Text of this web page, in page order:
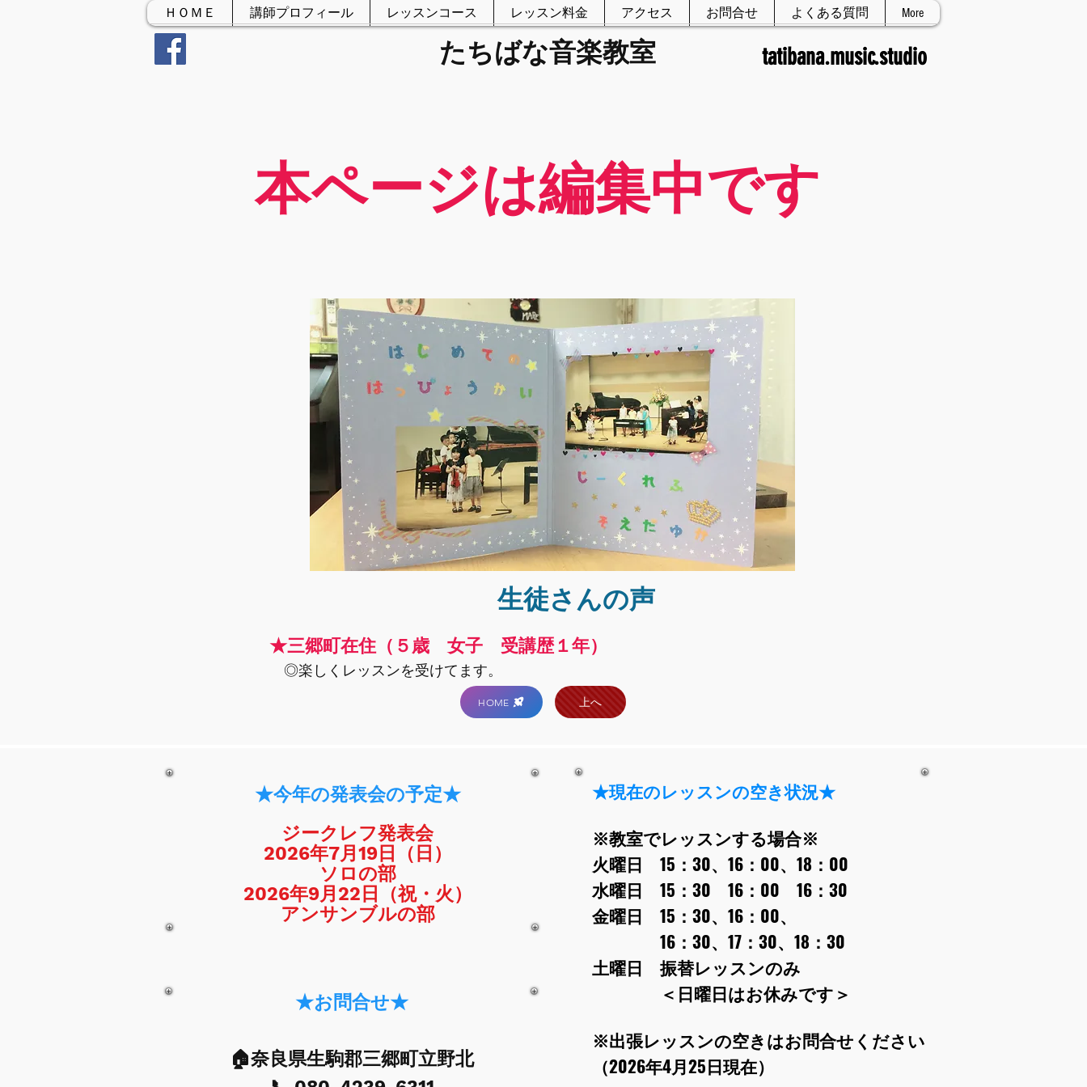
ＨＯＭＥ 講師プロフィール レッスンコース レッスン料金 アクセス お問合せ よくある質問 More
​たちばな音楽教室 tatibana.music.studio
本ページは編集中です
生徒さんの声
★三郷町在住（５歳 女子 受講歴１年）
◎楽しくレッスンを受けてます。
HOME 上へ
★今年の発表会の予定★
ジークレフ発表会
2026年7月19日（日）
ソロの部
2026年9月22日（祝・火）
​アンサンブルの部
★お問合せ★
​🏠奈良県生駒郡三郷町立野北
★現在のレッスンの空き状況★
※教室でレッスンする場合※
火曜日 15：30、16：00、18：00
水曜日 15：30 16：00 16：30
金曜日 15：30、16：00、
16：30、17：30、18：30
土曜日 振替レッスンのみ
＜​日曜日はお休みです＞
※出張レッスンの空きはお問合せください
（2026年4月25日現在）